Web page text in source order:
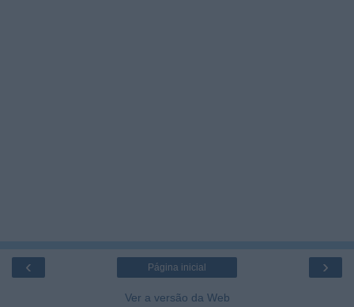
‹ ›
Página inicial
Ver a versão da Web